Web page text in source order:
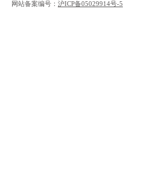
网站备案编号： 沪ICP备05029914号-5